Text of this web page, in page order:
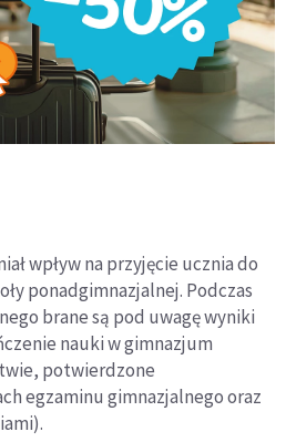
wpływ na przyjęcie ucznia do
ponadgimnazjalnej. Podczas
brane są pod uwagę wyniki
nauki w gimnazjum
potwierdzone
egzaminu gimnazjalnego oraz